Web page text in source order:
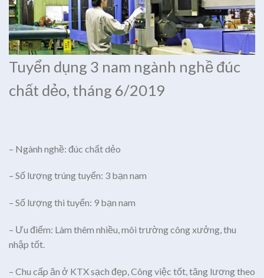
Tuyển dụng 3 nam ngành nghề đúc
chất dẻo, tháng 6/2019
– Ngành nghề: đúc chất dẻo
– Số lượng trúng tuyển: 3 bạn nam
– Số lượng thi tuyển: 9 bạn nam
– Ưu điểm: Làm thêm nhiều, môi trường công xưởng, thu
nhập tốt.
– Chu cấp ăn ở KTX sạch đẹp, Công việc tốt, tăng lương theo